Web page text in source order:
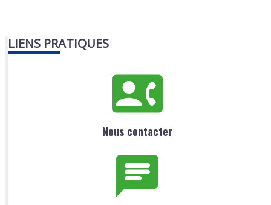
LIENS PRATIQUES
Nous contacter